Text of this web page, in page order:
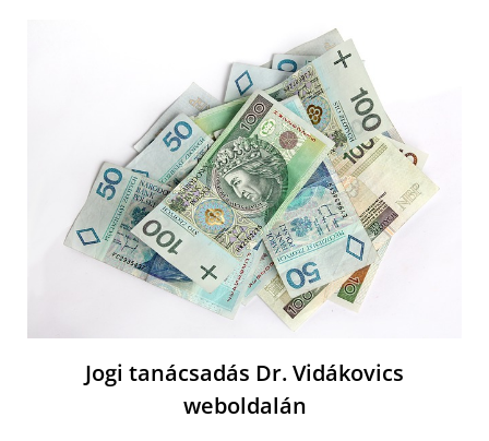
Jogi tanácsadás Dr. Vidákovics
weboldalán